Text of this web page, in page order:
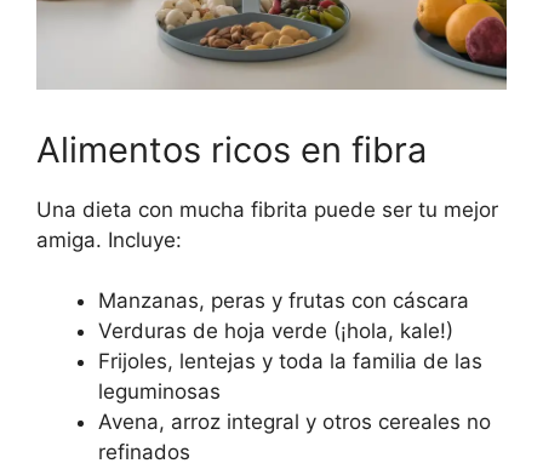
Alimentos ricos en fibra
Una dieta con mucha fibrita puede ser tu mejor
amiga. Incluye:
Manzanas, peras y frutas con cáscara
Verduras de hoja verde (¡hola, kale!)
Frijoles, lentejas y toda la familia de las
leguminosas
Avena, arroz integral y otros cereales no
refinados